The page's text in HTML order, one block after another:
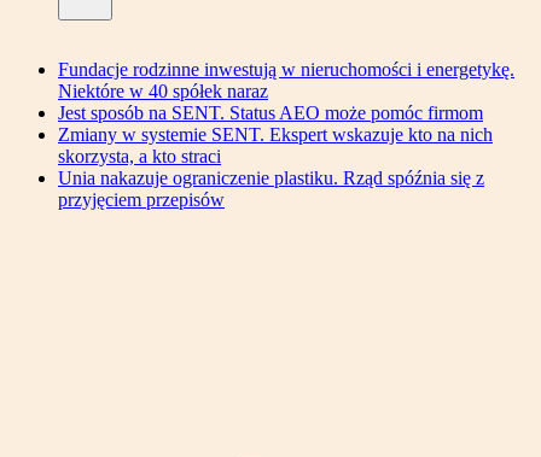
Fundacje rodzinne inwestują w nieruchomości i energetykę.
Niektóre w 40 spółek naraz
Jest sposób na SENT. Status AEO może pomóc firmom
Zmiany w systemie SENT. Ekspert wskazuje kto na nich
skorzysta, a kto straci
Unia nakazuje ograniczenie plastiku. Rząd spóźnia się z
przyjęciem przepisów